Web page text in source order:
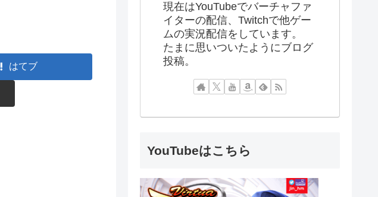
はてブ
現在はYouTubeでバーチャファ
イターの配信、Twitchで他ゲー
ムの実況配信をしています。
たまに思いついたようにブログ
投稿。
YouTubeはこちら